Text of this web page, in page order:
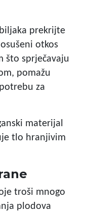
prekrijte
otkos
što sprječavaju
pomažu
za
materijal
tlo hranjivim
troši mnogo
plodova